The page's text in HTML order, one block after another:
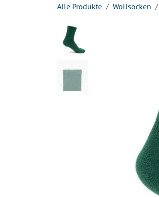
Alle Produkte Wollsocken